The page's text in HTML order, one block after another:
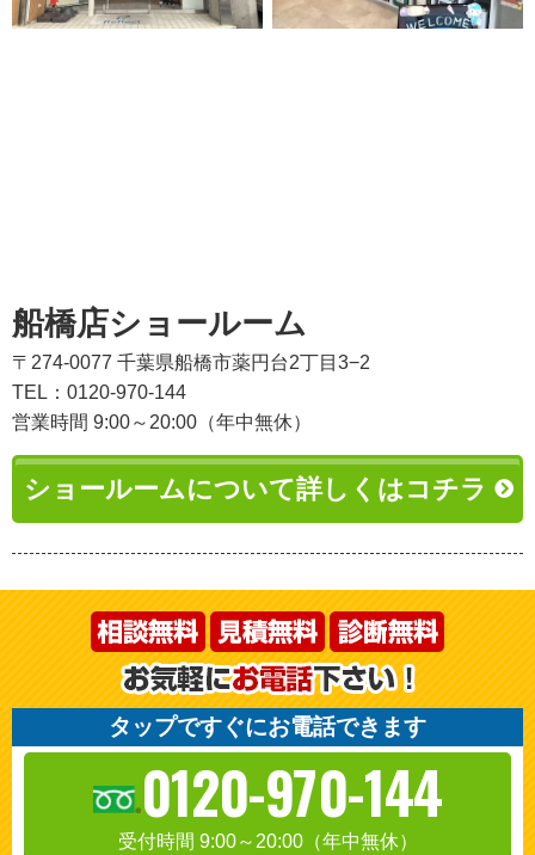
船橋店ショールーム
〒274-0077 千葉県船橋市薬円台2丁目3−2
TEL：0120-970-144
営業時間 9:00～20:00（年中無休）
ショールームについて詳しくはコチラ
タップですぐにお電話できます
0120-970-144
受付時間 9:00～20:00（年中無休）